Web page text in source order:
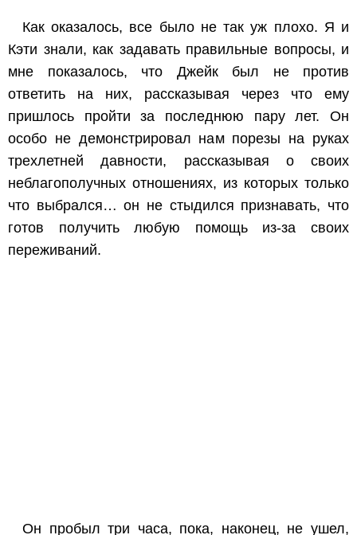
Как оказалось, все было не так уж плохо. Я и
Кэти знали, как задавать правильные вопросы, и
мне показалось, что Джейк был не против
ответить на них, рассказывая через что ему
пришлось пройти за последнюю пару лет. Он
особо не демонстрировал нам порезы на руках
трехлетней давности, рассказывая о своих
неблагополучных отношениях, из которых только
что выбрался… он не стыдился признавать, что
готов получить любую помощь из-за своих
переживаний.
Он пробыл три часа, пока, наконец, не ушел,